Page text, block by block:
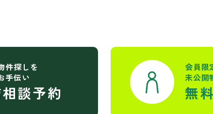
件探しを
手伝い
談予約
会員限
未公開
無